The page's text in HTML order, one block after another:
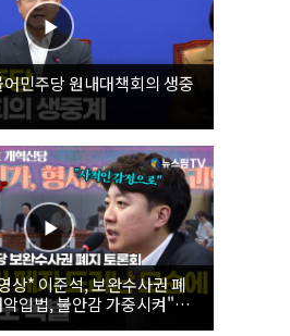
민주당 원내대책회의 생중
상* 이준석, 보완수사권 폐
입법, 불안감 가중시켜"｜
보완수사권 폐지 토론회